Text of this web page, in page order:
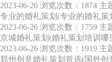
2023-06-26 浏览次数：1874 主
专业的婚礼策划(专业的婚礼
2023-06-26 浏览次数：1759 主
京城婚礼策划(婚礼策划培训哪
2023-06-26 浏览次数：1919 主
郑州创意婚礼策划首选(国外创